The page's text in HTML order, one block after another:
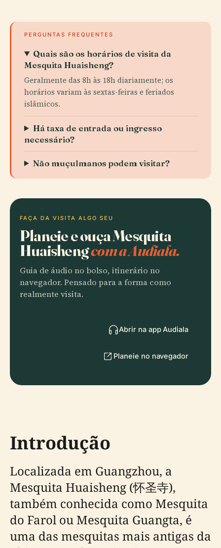
PERGUNTAS FREQUENTES
Quais são os horários de visita da
Mesquita Huaisheng?
Geralmente das 8h às 18h diariamente; os
horários variam às sextas-feiras e feriados
islâmicos.
Há taxa de entrada ou ingresso
necessário?
Não muçulmanos podem visitar?
FAÇA DA VISITA ALGO SEU
Planeie e ouça Mesquita
Huaishengcom a Audiala.
Guia de áudio no bolso, itinerário no
navegador. Pensado para a forma como
realmente visita.
Abrir na app Audiala
Planeie no navegador
Introdução
Localizada em Guangzhou, a
Mesquita Huaisheng (怀圣寺),
também conhecida como Mesquita
do Farol ou Mesquita Guangta, é
uma das mesquitas mais antigas da